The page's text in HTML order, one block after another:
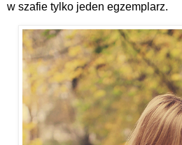
w szafie tylko jeden egzemplarz.